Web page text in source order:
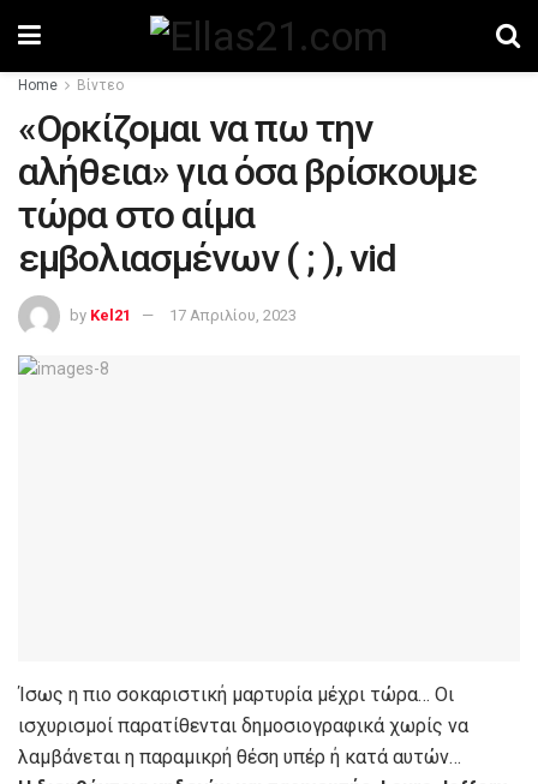
Home Βίντεο
«Ορκίζομαι να πω την
αλήθεια» για όσα βρίσκουμε
τώρα στο αίμα
εμβολιασμένων ( ; ), vid
by Kel21 17 Απριλίου, 2023
Ίσως η πιο σοκαριστική μαρτυρία μέχρι τώρα… Οι
ισχυρισμοί παρατίθενται δημοσιογραφικά χωρίς να
λαμβάνεται η παραμικρή θέση υπέρ ή κατά αυτών…